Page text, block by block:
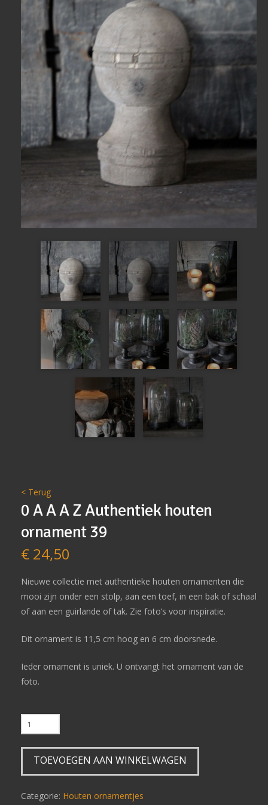
< Terug
0 A A A Z Authentiek houten
ornament 39
€24,50
Nieuwe collectie met authentieke houten ornamenten die
mooi zijn onder een stolp, aan een toef, in een bak of schaal
of aan een guirlande of tak. Zie foto’s voor inspiratie.
Dit ornament is 11,5 cm hoog en 6 cm doorsnede.
Ieder ornament is uniek. U ontvangt het ornament van de
foto.
A
A
Authentiek
TOEVOEGEN AAN WINKELWAGEN
Categorie: Houten ornamentjes